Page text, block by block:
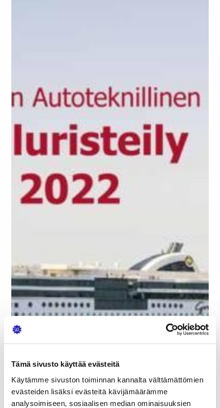
Tämä sivusto käyttää evästeitä
Käytämme sivuston toiminnan kannalta välttämättömien
evästeiden lisäksi evästeitä kävijämäärämme
analysoimiseen, sosiaalisen median ominaisuuksien